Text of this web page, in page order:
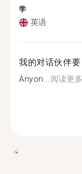
学
英语
我的对话伙伴要
Anyon...阅读更多